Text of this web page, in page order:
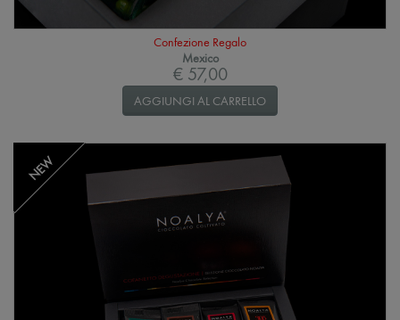
Confezione Regalo
Mexico
€ 57,00
AGGIUNGI AL CARRELLO
NEW